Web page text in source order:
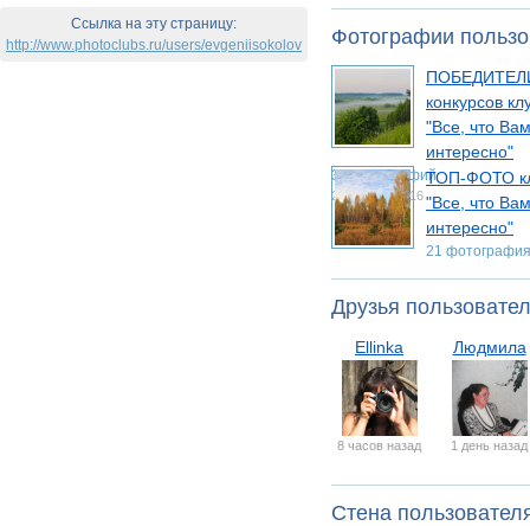
Ссылка на эту страницу:
http://www.photoclubs.ru/users/evgeniisokolov
Фотографии
конкурсов
"Все, что Вам
интересно"
37 фотографий
21 ноября 2016
ТОП-ФОТО
"Все, что Вам
интересно"
21 фотография
Друзья
Ellinka
8 часов назад
Людмила
1 день назад
Стена